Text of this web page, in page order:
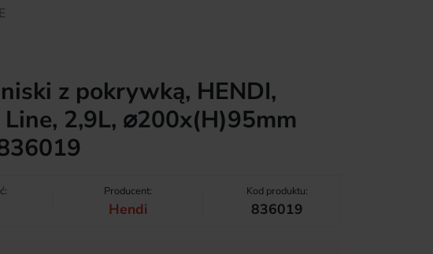
z pokrywką, HENDI,
2,9L, ⌀200x(H)95mm
Producent:
Hendi
Kod produktu:
836019